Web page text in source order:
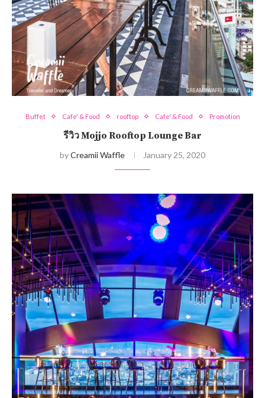
Buffet Cafe' & Food rooftop Cafe' & Food Promotion
รีวิว Mojjo Rooftop Lounge Bar
byCreamii Waffle January 25, 2020